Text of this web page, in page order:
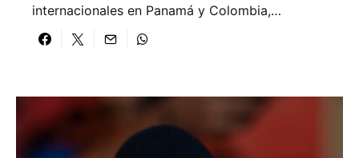
internacionales en Panamá y Colombia,…